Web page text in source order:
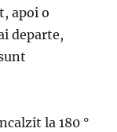
apoi o
departe,
la 180 °